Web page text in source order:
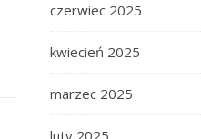
czerwiec 2025
kwiecień 2025
marzec 2025
luty 2025